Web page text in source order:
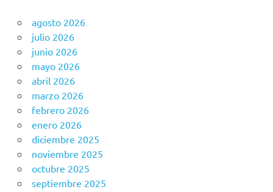
agosto 2026
julio 2026
junio 2026
mayo 2026
abril 2026
marzo 2026
febrero 2026
enero 2026
diciembre 2025
noviembre 2025
octubre 2025
septiembre 2025